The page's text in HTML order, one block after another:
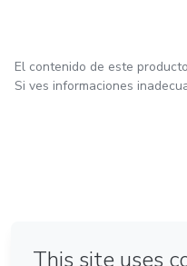
El contenido de este
Si ves informaciones
Hecho con❤ en Belo